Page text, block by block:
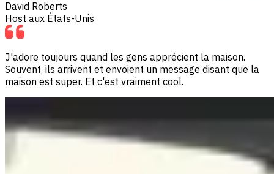
David Roberts
Host aux États-Unis
J'adore toujours quand les gens apprécient la maison.
Souvent, ils arrivent et envoient un message disant que la
maison est super. Et c'est vraiment cool.